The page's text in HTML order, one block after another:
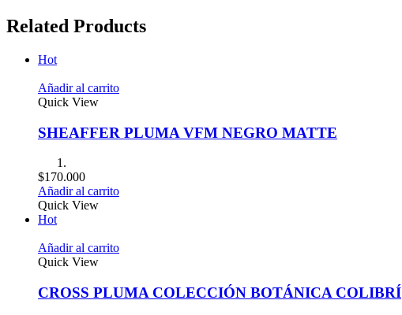
Related Products
Hot
Añadir al carrito
Quick View
SHEAFFER PLUMA VFM NEGRO MATTE
$170.000
Añadir al carrito
Quick View
Hot
Añadir al carrito
Quick View
CROSS PLUMA COLECCIÓN BOTÁNICA COLIBRÍ